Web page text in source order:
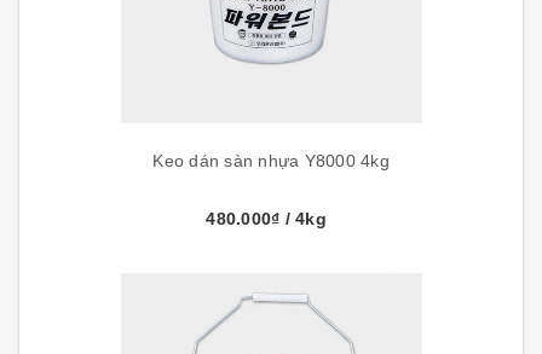
Keo dán sàn nhựa Y8000 4kg
480.000₫ / 4kg